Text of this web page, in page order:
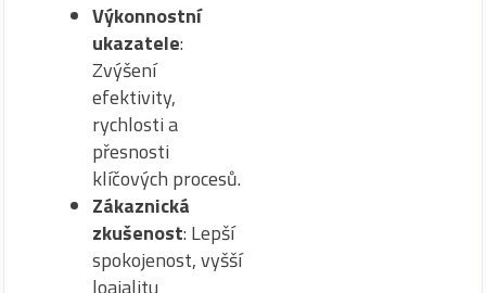
Výkonnostní
ukazatele:
Zvýšení
efektivity,
rychlosti a
přesnosti
klíčových procesů.
Zákaznická
zkušenost: Lepší
spokojenost, vyšší